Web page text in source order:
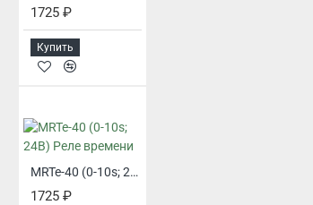
1725 ₽
Купить
MRTe-40 (0-10s; 24В) Реле времени
1725 ₽